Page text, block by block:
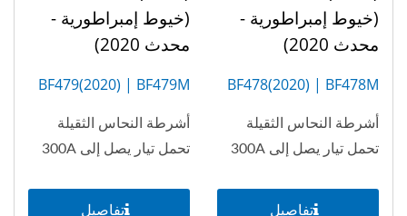
(خيوط إمبراطورية -
محدث 2020)
BF478(2020) | BF478M
(4P)
أشرطة النحاس الثقيلة
تحمل تيار يصل إلى 300A
تفاصيل
(خيوط إمبراطورية -
محدث 2020)
BF479(2020) | BF479M
(6P)
أشرطة النحاس الثقيلة
تحمل تيار يصل إلى 300A
تفاصيل